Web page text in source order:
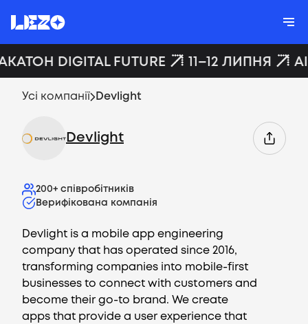
DIGITAL FUTURE 11–12 ЛИПНЯ
Усі компанії Devlight
Devlight
200+ співробітників
Верифікована компанія
Devlight is a mobile app engineering
company that has operated since 2016,
transforming companies into mobile-first
businesses to connect with customers and
become their go-to brand. We create
apps that provide a user experience that